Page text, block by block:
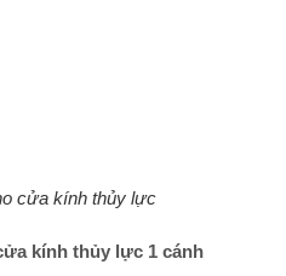
cửa kính thủy lực
kính thủy lực 1 cánh